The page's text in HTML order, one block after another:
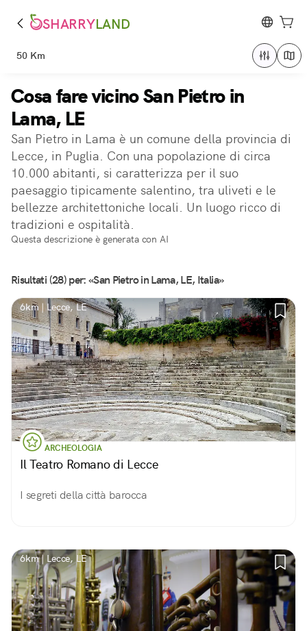
SHARRYLAND
50 Km
Cosa fare vicino San Pietro in
Lama, LE
San Pietro in Lama è un comune della provincia di
Lecce, in Puglia. Con una popolazione di circa
10.000 abitanti, si caratterizza per il suo
paesaggio tipicamente salentino, tra uliveti e le
bellezze architettoniche locali. Un luogo ricco di
tradizioni e ospitalità.
Questa descrizione è generata con AI
Risultati (28) per: «San Pietro in Lama, LE, Italia»
6km | Lecce, LE
ARCHEOLOGIA
Il Teatro Romano di Lecce
I segreti della città barocca
6km | Lecce, LE